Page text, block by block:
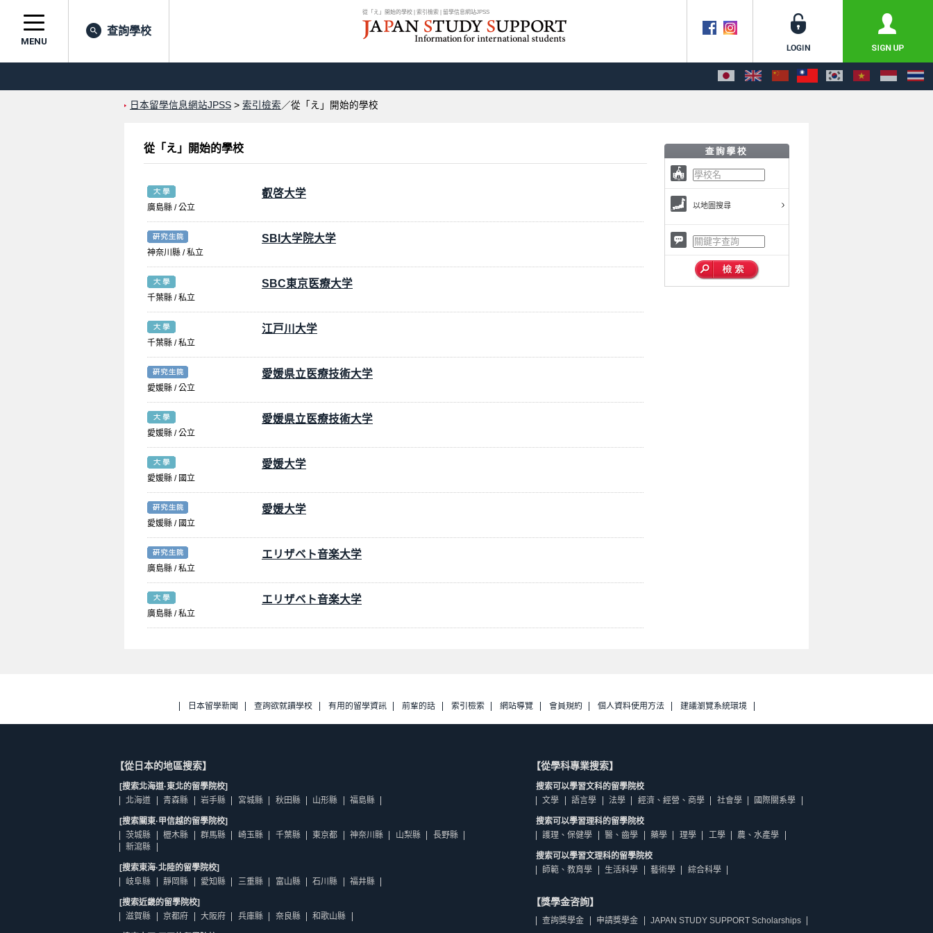
從「え」開始的學校 | 索引檢索 | 留學信息網站JPSS
MENU
查詢學校
日本留學信息網站JPSS > 索引檢索 ／從「え」開始的學校
從「え」開始的學校
廣島縣 / 公立
叡啓大学
神奈川縣 / 私立
SBI大学院大学
千葉縣 / 私立
SBC東京医療大学
千葉縣 / 私立
江戸川大学
愛媛縣 / 公立
愛媛県立医療技術大学
愛媛縣 / 公立
愛媛県立医療技術大学
愛媛縣 / 國立
愛媛大学
愛媛縣 / 國立
愛媛大学
廣島縣 / 私立
エリザベト音楽大学
廣島縣 / 私立
エリザベト音楽大学
以地圖搜尋
日本留學新聞 查詢欲就讀學校 有用的留學資訊 前輩的話 索引檢索 網站導覽 會員規約 個人資料使用方法 建議瀏覽系統環境
【從日本的地區搜索】
[搜索北海道·東北的留學院校]
北海道
青森縣 岩手縣 宮城縣 秋田縣 山形縣 福島縣
[搜索關東·甲信越的留學院校]
茨城縣
櫪木縣 群馬縣 崎玉縣 千葉縣 東京都 神奈川縣 山梨縣
長野縣
新瀉縣
[搜索東海·北陸的留學院校]
岐阜縣
靜岡縣 愛知縣 三重縣 富山縣 石川縣 福井縣
[搜索近畿的留學院校]
滋賀縣
京都府 大阪府 兵庫縣 奈良縣 和歌山縣
【從學科專業搜索】
搜索可以學習文科的留學院校
文學
語言學 法學 經濟、經營、商學 社會學 國際關系學
搜索可以學習理科的留學院校
護理、保健學
醫、齒學 藥學 理學 工學 農、水產學
搜索可以學習文理科的留學院校
師範、教育學
生活科學 藝術學 綜合科學
【獎學金咨詢】
查詢獎學金 申請獎學金 JAPAN STUDY SUPPORT Scholarships